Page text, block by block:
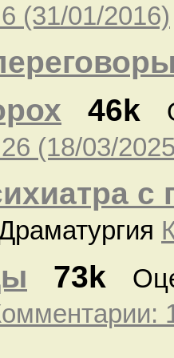
(31/01/2016)
46k
(18/03/
с
73k